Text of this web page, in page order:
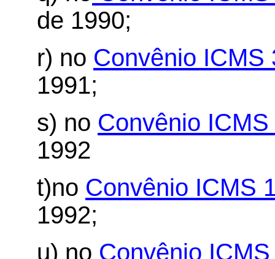
de 1990;
r) no Convênio ICMS
1991;
s) no Convênio
1992
t)no Convênio ICMS
1992;
u) no Convênio